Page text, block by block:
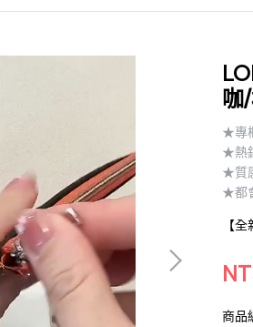
咖
★專
★熱
★質
★都
【
商品